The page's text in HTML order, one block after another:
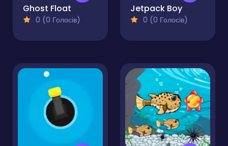
Ghost Float
0 (0 Голосів)
Jetpack Boy
0 (0 Голосів)